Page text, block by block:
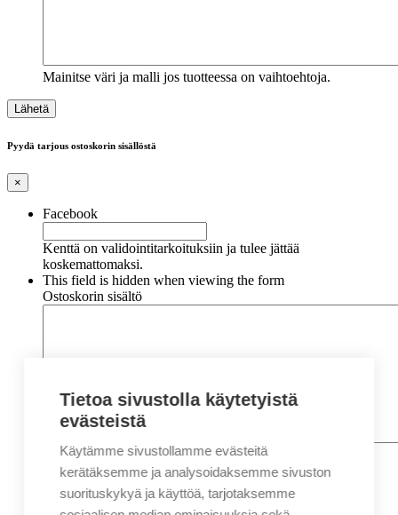
Mainitse väri ja malli jos tuotteessa on vaihtoehtoja.
Pyydä tarjous ostoskorin sisällöstä
×
Facebook
Kenttä on validointitarkoituksiin ja tulee jättää
koskemattomaksi.
This field is hidden when viewing the form
Ostoskorin sisältö
Nimi*
Etunimi
Sukunimi
Tietoa sivustolla käytetyistä
evästeistä
Käytämme sivustollamme evästeitä
kerätäksemme ja analysoidaksemme sivuston
suorituskykyä ja käyttöä, tarjotaksemme